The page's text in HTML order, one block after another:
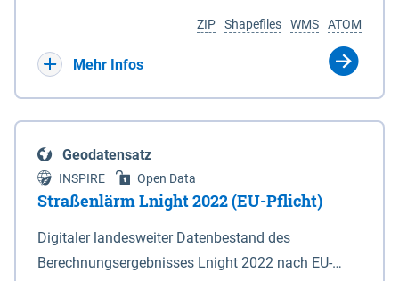
(DTK) im Maßstab 1 : 100 000 (Anlage 2), 2.
verkleinerte Amtliche Karte 1 : 5 000 (AK5) im
projizierte Koordinaten im Europäischen
Terrestrischen Referenzsystem 1989 (ETRS 89) mit
der Universalen Transversalen Mercator-Abbildung
bezogen auf die Zone 32 N (UTM 32N) dargestellt
(Anlage 4); Gleiches gilt für die geografischen
ATOM
WMS
Shapefiles
ZIP
Mehr Infos
Geodatensatz
INSPIRE Open Data
Straßenlärm Lnight 2022 (EU-Pflicht)
Digitaler landesweiter Datenbestand des
Berechnungsergebnisses Lnight 2022 nach EU-